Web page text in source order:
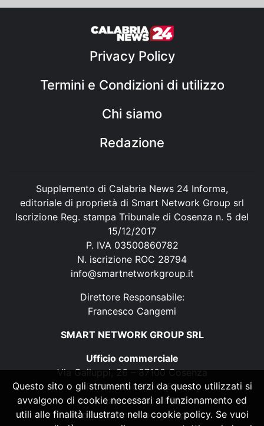
Privacy Policy
Termini e Condizioni di utilizzo
Chi siamo
Redazione
Supplemento di Calabria News 24 Informa,
editoriale di proprietà di Smart Network Group srl
Iscrizione Reg. stampa Tribunale di Cosenza n. 5 del
15/12/2017
P. IVA 03500860782
N. iscrizione ROC 28794
info@smartnetworkgroup.it
Direttore Responsabile:
Francesco Cangemi
SMART NETWORK GROUP SRL
Ufficio commerciale
Via Galluppi, 26 – 87100 Cosenza
P. IVA 03500860782
N. iscrizione ROC 28794
info@smartnetworkgroup.it
Questo sito o gli strumenti terzi da questo utilizzati si
avvalgono di cookie necessari al funzionamento ed
utili alle finalità illustrate nella cookie policy. Se vuoi